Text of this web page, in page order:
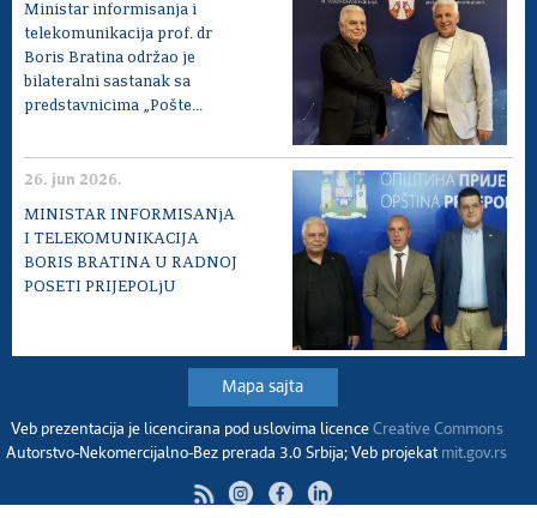
Ministar informisanja i
telekomunikacija prof. dr
Boris Bratina održao je
bilateralni sastanak sa
predstavnicima „Pošte...
26. jun 2026.
MINISTAR INFORMISANjA
I TELEKOMUNIKACIJA
BORIS BRATINA U RADNOJ
POSETI PRIJEPOLjU
Mapa sajta
Veb prezentacija je licencirana pod uslovima licence Creative Commons
Autorstvo-Nekomercijalno-Bez prerada 3.0 Srbija; Veb projekat mit.gov.rs